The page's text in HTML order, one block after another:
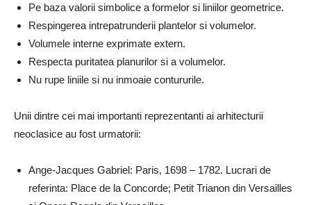
Pe baza valorii simbolice a formelor si liniilor geometrice.
Respingerea intrepatrunderii plantelor si volumelor.
Volumele interne exprimate extern.
Respecta puritatea planurilor si a volumelor.
Nu rupe liniile si nu inmoaie contururile.
Unii dintre cei mai importanti reprezentanti ai arhitecturii
neoclasice au fost urmatorii:
Ange-Jacques Gabriel: Paris, 1698 – 1782. Lucrari de
referinta: Place de la Concorde; Petit Trianon din Versailles